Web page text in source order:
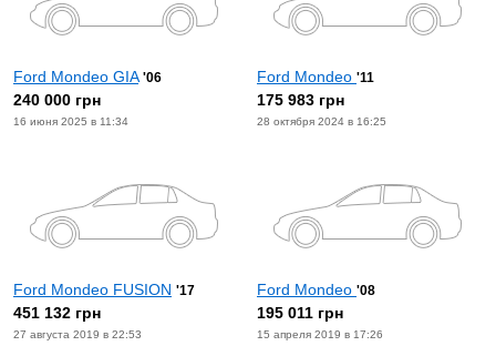
Ford Mondeo GIA '06
240 000 грн
16 июня 2025 в 11:34
Ford Mondeo '11
175 983 грн
28 октября 2024 в 16:25
Ford Mondeo FUSION '17
451 132 грн
27 августа 2019 в 22:53
Ford Mondeo '08
195 011 грн
15 апреля 2019 в 17:26